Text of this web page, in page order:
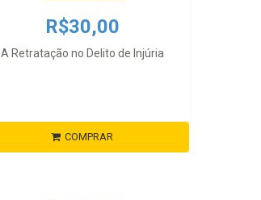
R$30,00
A Retratação no Delito de Injúria
COMPRAR